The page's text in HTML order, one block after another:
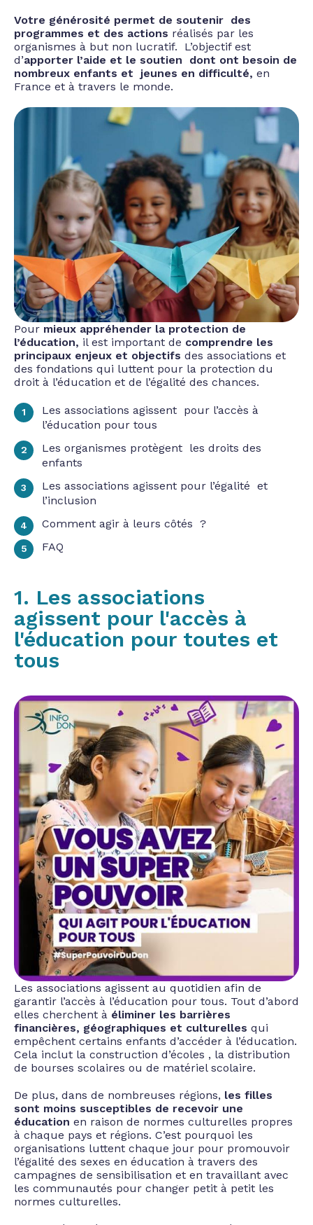
Votre générosité permet de soutenir des
programmes et des actions réalisés par les
organismes à but non lucratif. L’objectif est
d’apporter l’aide et le soutien dont ont besoin de
nombreux enfants et jeunes en difficulté, en
France et à travers le monde.
Pour mieux appréhender la protection de
l’éducation, il est important de comprendre les
principaux enjeux et objectifs des associations et
des fondations qui luttent pour la protection du
droit à l’éducation et de l’égalité des chances.
Les associations agissent pour l’accès à
l’éducation pour tous
Les organismes protègent les droits des
enfants
Les associations agissent pour l’égalité et
l’inclusion
Comment agir à leurs côtés ?
FAQ
1. Les associations
agissent pour l'accès à
l'éducation pour toutes et
tous
Les associations agissent au quotidien afin de
garantir l’accès à l’éducation pour tous. Tout d’abord
elles cherchent à éliminer les barrières
financières, géographiques et culturelles qui
empêchent certains enfants d’accéder à l’éducation.
Cela inclut la construction d’écoles , la distribution
de bourses scolaires ou de matériel scolaire.
De plus, dans de nombreuses régions, les filles
sont moins susceptibles de recevoir une
éducation en raison de normes culturelles propres
à chaque pays et régions. C’est pourquoi les
organisations luttent chaque jour pour promouvoir
l’égalité des sexes en éducation à travers des
campagnes de sensibilisation et en travaillant avec
les communautés pour changer petit à petit les
normes culturelles.